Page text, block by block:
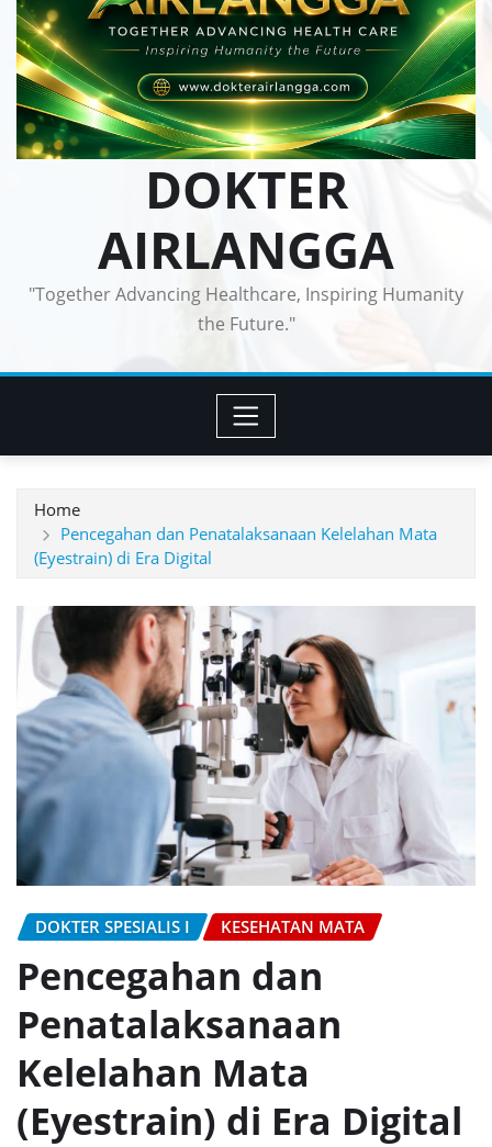
DOKTER
AIRLANGGA
"Together Advancing Healthcare, Inspiring Humanity
the Future."
Home
Pencegahan dan Penatalaksanaan Kelelahan Mata
(Eyestrain) di Era Digital
DOKTER SPESIALIS I KESEHATAN MATA
Pencegahan dan
Penatalaksanaan
Kelelahan Mata
(Eyestrain) di Era Digital